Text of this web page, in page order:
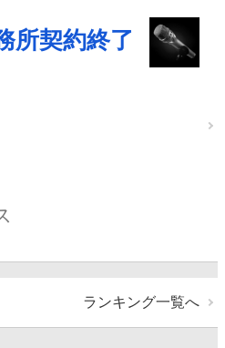
所契約終了
ランキング一覧へ